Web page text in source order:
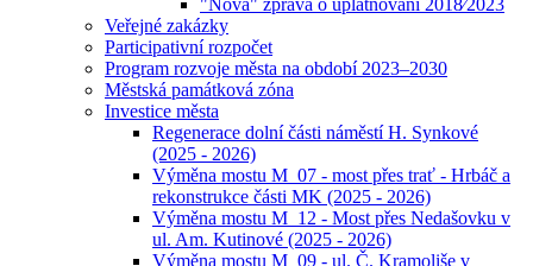
"Nová" zpráva o uplatňování 2018⁄2023
Veřejné zakázky
Participativní rozpočet
Program rozvoje města na období 2023–2030
Městská památková zóna
Investice města
Regenerace dolní části náměstí H. Synkové
(2025 - 2026)
Výměna mostu M_07 - most přes trať - Hrbáč a
rekonstrukce části MK (2025 - 2026)
Výměna mostu M_12 - Most přes Nedašovku v
ul. Am. Kutinové (2025 - 2026)
Výměna mostu M_09 - ul. Č. Kramoliše v